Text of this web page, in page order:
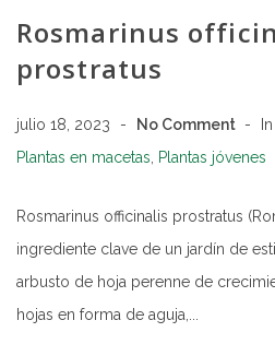
Rosmarinus
prostratus
julio 18, 2023 No Comment In
Plantas en macetas, Plantas jóvenes
Rosmarinus officinalis prostratus
ingrediente clave de un jardín de
arbusto de hoja perenne de
hojas en forma de aguja,...